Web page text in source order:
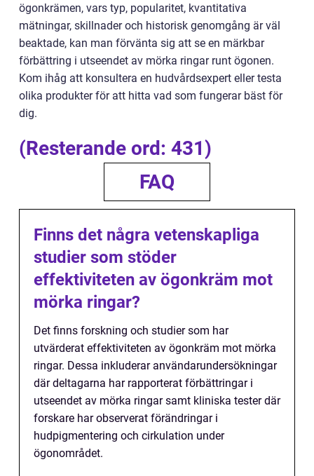
ögonkrämen, vars typ, popularitet, kvantitativa
mätningar, skillnader och historisk genomgång är väl
beaktade, kan man förvänta sig att se en märkbar
förbättring i utseendet av mörka ringar runt ögonen.
Kom ihåg att konsultera en hudvårdsexpert eller testa
olika produkter för att hitta vad som fungerar bäst för
dig.
(Resterande ord: 431)
FAQ
Finns det några vetenskapliga
studier som stöder
effektiviteten av ögonkräm mot
mörka ringar?
Det finns forskning och studier som har
utvärderat effektiviteten av ögonkräm mot mörka
ringar. Dessa inkluderar användarundersökningar
där deltagarna har rapporterat förbättringar i
utseendet av mörka ringar samt kliniska tester där
forskare har observerat förändringar i
hudpigmentering och cirkulation under
ögonområdet.